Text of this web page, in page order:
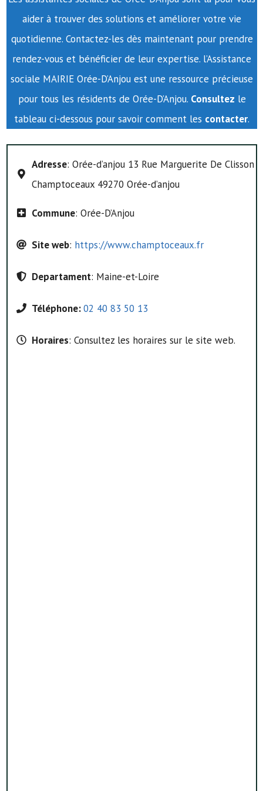
aider à trouver des solutions et améliorer votre vie
quotidienne. Contactez-les dès maintenant pour prendre
rendez-vous et bénéficier de leur expertise. l’Assistance
sociale MAIRIE Orée-D’Anjou est une ressource précieuse
pour tous les résidents de Orée-D’Anjou. Consultez le
tableau ci-dessous pour savoir comment les contacter.
Adresse: Orée-d’anjou 13 Rue Marguerite De Clisson
Champtoceaux 49270 Orée-d’anjou
Commune: Orée-D’Anjou
Site web: https://www.champtoceaux.fr
Departament: Maine-et-Loire
Téléphone:02 40 83 50 13
Horaires: Consultez les horaires sur le site web.